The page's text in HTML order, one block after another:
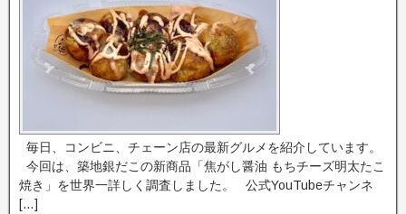
毎日、コンビニ、チェーン店の最新グルメを紹介しています。
今回は、築地銀だこの新商品「焦がし醤油 もちチーズ明太たこ
焼き」を世界一詳しく調査しました。 公式YouTubeチャンネ
[…]